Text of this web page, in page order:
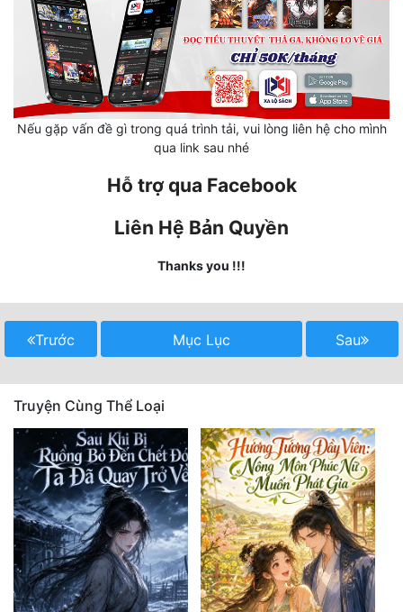
Kiếm Hiệp
Kỳ Huyễn
Linh Dị
Ngôn Tình
Ngược
Nữ Phụ
Phong Thủy - Tâm Linh
Phương Tây
Phản Phái
Quan Trường
Nếu gặp vấn đề gì trong quá trình tải, vui lòng liên hệ cho mình
qua link sau nhé
Hỗ trợ qua Facebook
Liên Hệ Bản Quyền
Thanks you !!!
Trước Mục Lục Sau
Truyện Cùng Thể Loại